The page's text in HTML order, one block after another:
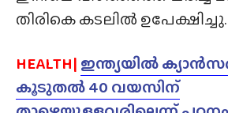
തിരികെ കടലിൽ ഉപേക്ഷിച്ചു.
HEALTH| ഇന്ത്യയിൽ
കൂടുതൽ 40 വയസിന്